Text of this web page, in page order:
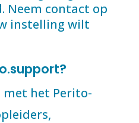
Neem contact op
instelling wilt
met het Perito-